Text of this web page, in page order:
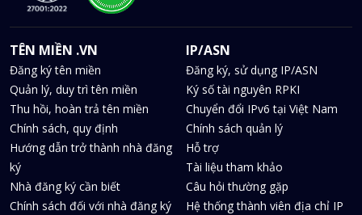
TÊN MIỀN .VN
Đăng ký tên miền
Quản lý, duy trì tên miền
Thu hồi, hoàn trả tên miền
Chính sách, quy định
Hướng dẫn trở thành nhà đăng
ký
Nhà đăng ký cần biết
Chính sách đối với nhà đăng ký
IP/ASN
Đăng ký, sử dụng IP/ASN
Ký số tài nguyên RPKI
Chuyển đổi IPv6 tại Việt Nam
Chính sách quản lý
Hỗ trợ
Tài liệu tham khảo
Câu hỏi thường gặp
Hệ thống thành viên địa chỉ IP